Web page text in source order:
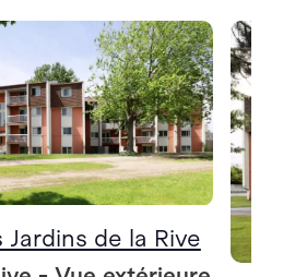
de la Rive